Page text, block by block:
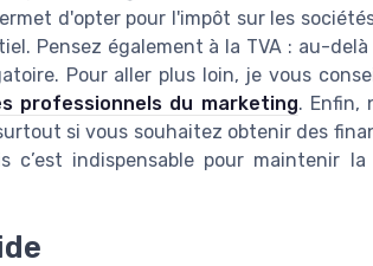
d'opter pour l'impôt sur les
Pensez également à la TVA : au-
Pour aller plus loin, je vous
professionnels du marketing. Enfin,
si vous souhaitez obtenir des
c’est indispensable pour maintenir